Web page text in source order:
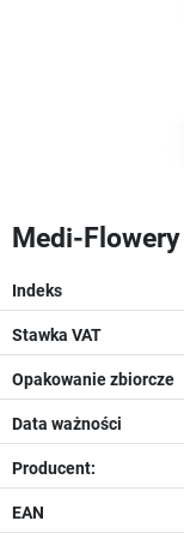
Medi-
Indeks
Stawka VAT
Opakowanie zbiorcze
Data ważności
Producent:
EAN